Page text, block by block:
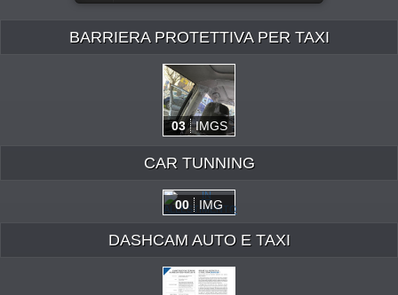
BARRIERA PROTETTIVA PER TAXI
03 IMGS
CAR TUNNING
00 IMG
DASHCAM AUTO E TAXI